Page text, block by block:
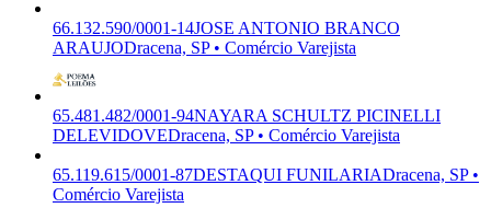
66.132.590/0001-14JOSE ANTONIO BRANCO
ARAUJODracena, SP • Comércio Varejista
65.481.482/0001-94NAYARA SCHULTZ PICINELLI
DELEVIDOVEDracena, SP • Comércio Varejista
65.119.615/0001-87DESTAQUI FUNILARIADracena, SP •
Comércio Varejista